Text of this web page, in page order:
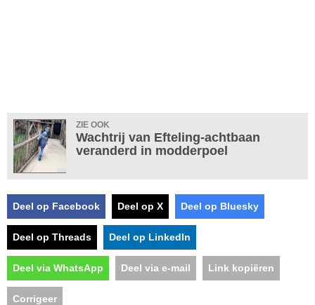
ZIE OOK
Wachtrij van Efteling-achtbaan
veranderd in modderpoel
Deel op Facebook Deel op X Deel op Bluesky
Deel op Threads Deel op LinkedIn
Deel via WhatsApp Deel via e-mail Link kopiëren
Corrigeer